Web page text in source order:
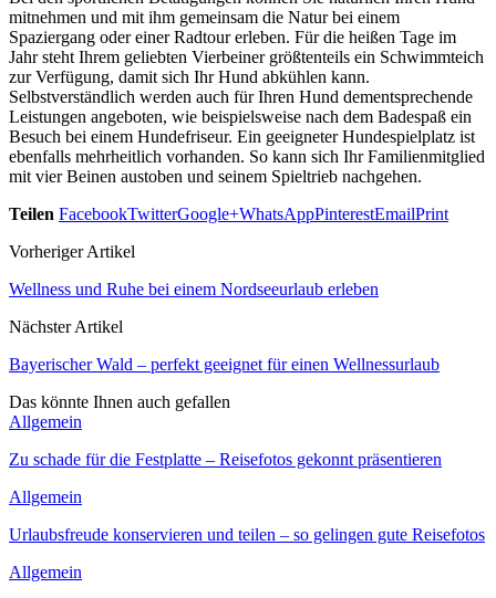
mitnehmen und mit ihm gemeinsam die Natur bei einem
Spaziergang oder einer Radtour erleben. Für die heißen Tage im
Jahr steht Ihrem geliebten Vierbeiner größtenteils ein Schwimmteich
zur Verfügung, damit sich Ihr Hund abkühlen kann.
Selbstverständlich werden auch für Ihren Hund dementsprechende
Leistungen angeboten, wie beispielsweise nach dem Badespaß ein
Besuch bei einem Hundefriseur. Ein geeigneter Hundespielplatz ist
ebenfalls mehrheitlich vorhanden. So kann sich Ihr Familienmitglied
mit vier Beinen austoben und seinem Spieltrieb nachgehen.
Teilen FacebookTwitterGoogle+WhatsAppPinterestEmailPrint
Vorheriger Artikel
Wellness und Ruhe bei einem Nordseeurlaub erleben
Nächster Artikel
Bayerischer Wald – perfekt geeignet für einen Wellnessurlaub
Das könnte Ihnen auch gefallen
Allgemein
Zu schade für die Festplatte – Reisefotos gekonnt präsentieren
Allgemein
Urlaubsfreude konservieren und teilen – so gelingen gute Reisefotos
Allgemein